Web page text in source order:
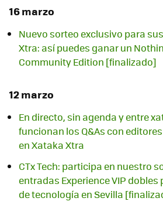
16 marzo
Nuevo sorteo exclusivo para
Xtra: así puedes ganar un
Community Edition [finalizado]
12 marzo
En directo, sin agenda y entre
funcionan los Q&As con
en Xataka Xtra
CTx Tech: participa en nuestro
entradas Experience VIP dobles
de tecnología en Sevilla